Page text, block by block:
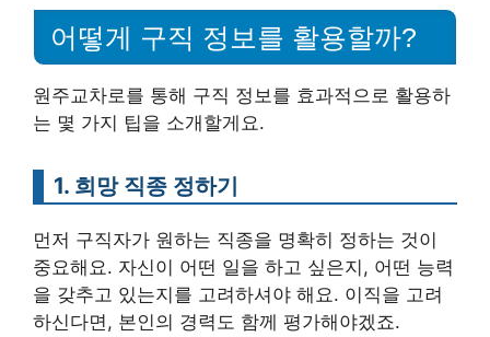
어떻게 구직 정보를 활용할까?
원주교차로를 통해 구직 정보를 효과적으로 활용하
는 몇 가지 팁을 소개할게요.
1. 희망 직종 정하기
먼저 구직자가 원하는 직종을 명확히 정하는 것이
중요해요. 자신이 어떤 일을 하고 싶은지, 어떤 능력
을 갖추고 있는지를 고려하셔야 해요. 이직을 고려
하신다면, 본인의 경력도 함께 평가해야겠죠.